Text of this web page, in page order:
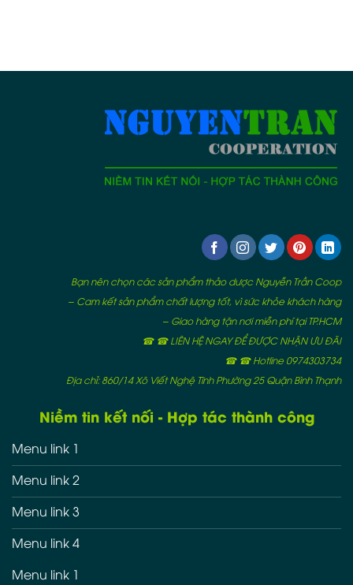
Bạn nên chọn các sản phẩm thảo dược Nguyễn Trần Coop
– Cam kết sản phẩm chất lượng tốt, vì sức khỏe khách hàng
– Giao hàng tận nơi miễn phí tại TP.HCM
☎ ☎ LIÊN HỆ NGAY ĐỂ ĐƯỢC NHẬN ƯU ĐÃI
☎ ☎ Hotline 0974303734
Địa chỉ: 860/14 Xô Viết Nghệ Tĩnh Phường 25 Quận Bình Thạnh
Niềm tin kết nối - Hợp tác thành công
Menu link 1
Menu link 2
Menu link 3
Menu link 4
Menu link 1